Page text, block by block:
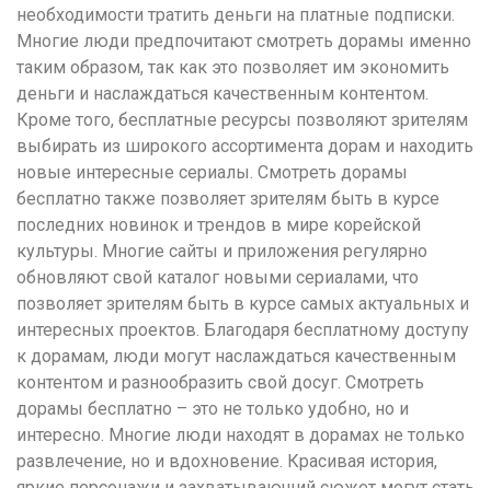
необходимости тратить деньги на платные подписки.
Многие люди предпочитают смотреть дорамы именно
таким образом, так как это позволяет им экономить
деньги и наслаждаться качественным контентом.
Кроме того, бесплатные ресурсы позволяют зрителям
выбирать из широкого ассортимента дорам и находить
новые интересные сериалы. Смотреть дорамы
бесплатно также позволяет зрителям быть в курсе
последних новинок и трендов в мире корейской
культуры. Многие сайты и приложения регулярно
обновляют свой каталог новыми сериалами, что
позволяет зрителям быть в курсе самых актуальных и
интересных проектов. Благодаря бесплатному доступу
к дорамам, люди могут наслаждаться качественным
контентом и разнообразить свой досуг. Смотреть
дорамы бесплатно – это не только удобно, но и
интересно. Многие люди находят в дорамах не только
развлечение, но и вдохновение. Красивая история,